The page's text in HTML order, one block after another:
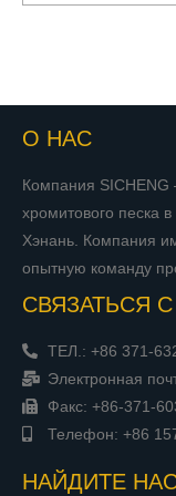
О НАС
Компания
хромитового песка
Хэнань. Компания
опытную команду
СВЯЗАТЬСЯ
ТЕЛ.: +86 371-
Электронная
Факс: +86-371-
Телефон: +86
НАЙДИТЕ